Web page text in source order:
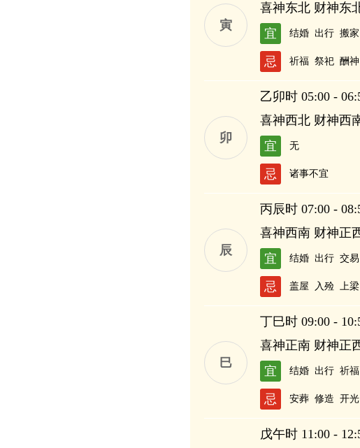
寅
喜神东北 财神东
宜
结婚 出行 搬家
忌 祈福 祭祀 酬神
卯
乙卯时 05:00 -
喜神西北 财神西
宜
无
忌 诸事不宜
辰
丙辰时 07:00 -
喜神西南 财神正
宜
结婚 出行 交易
忌 盖屋 入殓 上梁
巳
丁巳时 09:00 -
喜神正南 财神正
宜
结婚 出行 祈福
忌 安葬 修造 开光
戊午时 11:00 -